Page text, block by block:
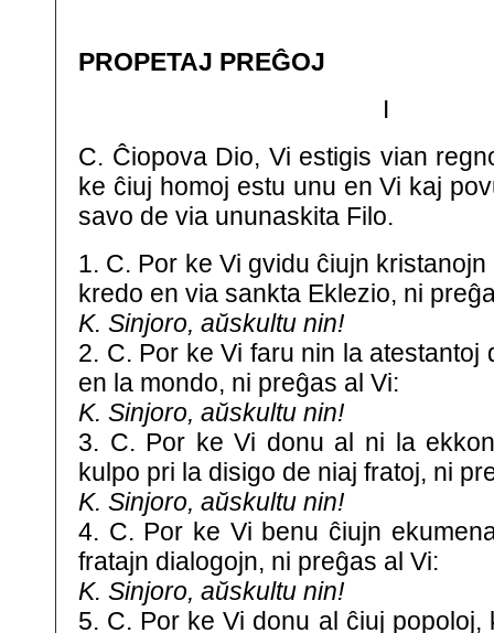
PROPETAJ PREĜOJ
I
C. Ĉiopova Dio, Vi estigis vian
ke ĉiuj homoj estu unu en Vi kaj
savo de via ununaskita Filo.
1. C. Por ke Vi gvidu ĉiujn
kredo en via sankta Eklezio, ni
K. Sinjoro, aŭskultu nin!
2. C. Por ke Vi faru nin la atestantoj
en la mondo, ni preĝas al Vi:
K. Sinjoro, aŭskultu nin!
3. C. Por ke Vi donu al ni la
kulpo pri la disigo de niaj fratoj, ni
K. Sinjoro, aŭskultu nin!
4. C. Por ke Vi benu ĉiujn
fratajn dialogojn, ni preĝas al Vi:
K. Sinjoro, aŭskultu nin!
5. C. Por ke Vi donu al ĉiuj popoloj,